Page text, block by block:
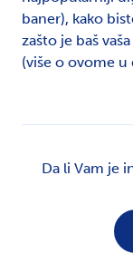
baner), kako
zašto je baš
(više o ovome u
Da li Vam je